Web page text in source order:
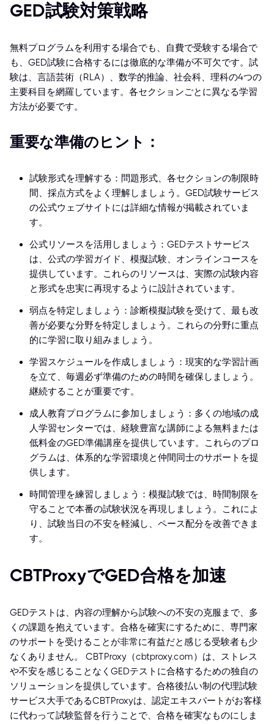
GED試験対策戦略
無料プログラムを利用する場合でも、自費で受験する場合で
も、GED試験に合格するには徹底的な準備が不可欠です。試
験は、言語芸術（RLA）、数学的推論、社会科、理科の4つの
主要科目を網羅しています。各セクションごとに異なる学習
方法が必要です。
重要な準備のヒント：
試験形式を理解する：問題形式、各セクションの制限時
間、採点方式をよく理解しましょう。GED試験サービス
の公式ウェブサイトには詳細な情報が掲載されていま
す。
公式リソースを活用しましょう：GEDテストサービス
は、公式の学習ガイド、模擬試験、オンラインコースを
提供しています。これらのリソースは、実際の試験内容
と形式を忠実に再現するように設計されています。
弱点を特定しましょう：診断模擬試験を受けて、最も改
善が必要な分野を特定しましょう。これらの分野に重点
的に学習に取り組みましょう。
学習スケジュールを作成しましょう：現実的な学習計画
を立て、毎週必ず準備のための時間を確保しましょう。
継続することが重要です。
成人教育プログラムに参加しましょう：多くの地域の成
人学習センターでは、経験豊富な講師による無料または
低料金のGED準備講座を提供しています。これらのプロ
グラムは、体系的な学習環境と仲間同士のサポートを提
供します。
時間管理を練習しましょう：模擬試験では、時間制限を
守ることで本番の試験状況を再現しましょう。これによ
り、試験当日の不安を軽減し、ペース配分を改善できま
す。
CBTProxyでGED合格を加速
GEDテストは、内容の理解から試験への不安の克服まで、多
くの課題を抱えています。合格を確実にするために、専門家
のサポートを受けることが非常に有益だと感じる受験者も少
なくありません。 CBTProxy（cbtproxy.com）は、ストレス
や不安を感じることなくGEDテストに合格するための独自の
ソリューションを提供しています。合格後払い制の代理試験
サービス大手であるCBTProxyは、認定エキスパートがお客様
に代わって試験監督を行うことで、合格を確実なものにしま